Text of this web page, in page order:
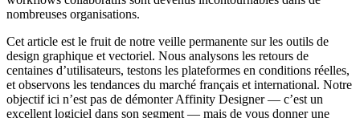
nombreuses organisations.
Cet article est le fruit de notre veille permanente sur les outils de
design graphique et vectoriel. Nous analysons les retours de
centaines d’utilisateurs, testons les plateformes en conditions réelles,
et observons les tendances du marché français et international. Notre
objectif ici n’est pas de démonter Affinity Designer — c’est un
excellent logiciel dans son segment — mais de vous donner une